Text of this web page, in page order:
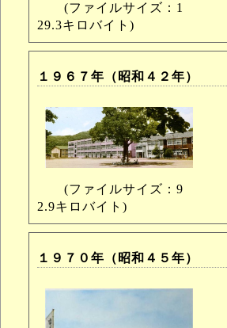
(ファイルサイズ：1
29.3キロバイト)
１９６７年（昭和４２年）
(ファイルサイズ：9
2.9キロバイト)
１９７０年（昭和４５年）